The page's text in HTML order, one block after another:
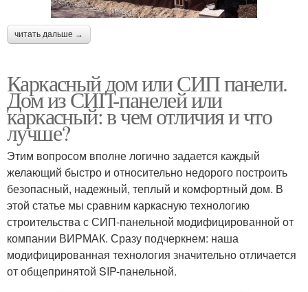
читать дальше →
Каркасный дом или СИП панели.
Дом из СИП-панелей или
каркасный: в чем отличия и что
лучше?
Этим вопросом вполне логично задается каждый
желающий быстро и относительно недорого построить
безопасный, надежный, теплый и комфортный дом. В
этой статье мы сравним каркасную технологию
строительства с СИП-панельной модифицированной от
компании ВИРМАК. Сразу подчеркнем: наша
модифицированная технология значительно отличается
от общепринятой SIP-панельной.